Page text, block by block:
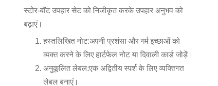
स्टोर-बॉट उपहार सेट को निजीकृत करके उपहार अनुभव को
बढ़ाएं।
हस्तलिखित नोट:अपनी प्रशंसा और गर्म इच्छाओं को
व्यक्त करने के लिए हार्टफेल नोट या दिवाली कार्ड जोड़ें।
अनुकूलित लेबल:एक अद्वितीय स्पर्श के लिए व्यक्तिगत
लेबल बनाएं।